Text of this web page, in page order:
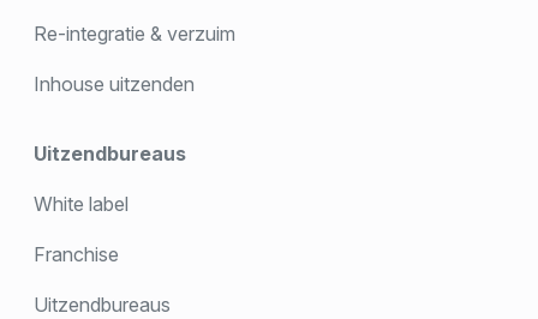
Re-integratie & verzuim
Inhouse uitzenden
Uitzendbureaus
White label
Franchise
Uitzendbureaus